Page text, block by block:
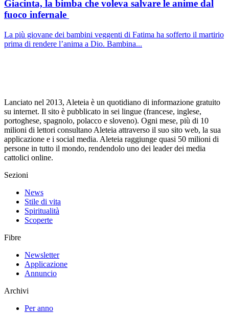
Giacinta, la bimba che voleva salvare le anime dal
fuoco infernale
La più giovane dei bambini veggenti di Fatima ha sofferto il martirio
prima di rendere l’anima a Dio. Bambina...
Lanciato nel 2013, Aleteia è un quotidiano di informazione gratuito
su internet. Il sito è pubblicato in sei lingue (francese, inglese,
portoghese, spagnolo, polacco e sloveno). Ogni mese, più di 10
milioni di lettori consultano Aleteia attraverso il suo sito web, la sua
applicazione e i social media. Aleteia raggiunge quasi 50 milioni di
persone in tutto il mondo, rendendolo uno dei leader dei media
cattolici online.
Sezioni
News
Stile di vita
Spiritualità
Scoperte
Fibre
Newsletter
Applicazione
Annuncio
Archivi
Per anno